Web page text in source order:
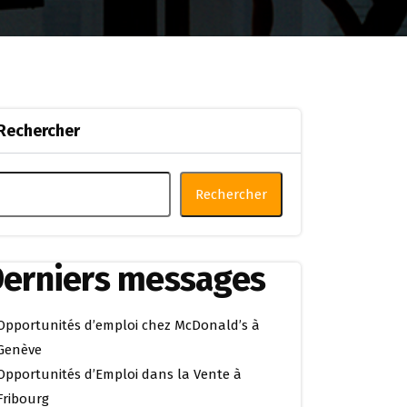
Rechercher
messages
d’emploi chez McDonald’s à
d’Emploi dans la Vente à